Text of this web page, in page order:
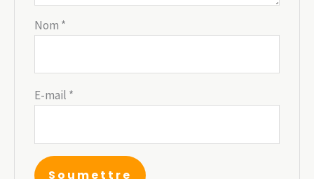
Nom *
E-mail *